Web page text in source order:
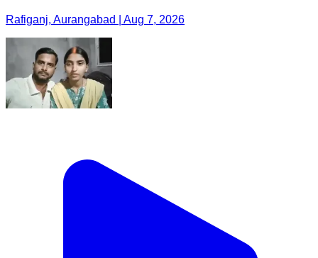
Rafiganj, Aurangabad | Aug 7, 2026